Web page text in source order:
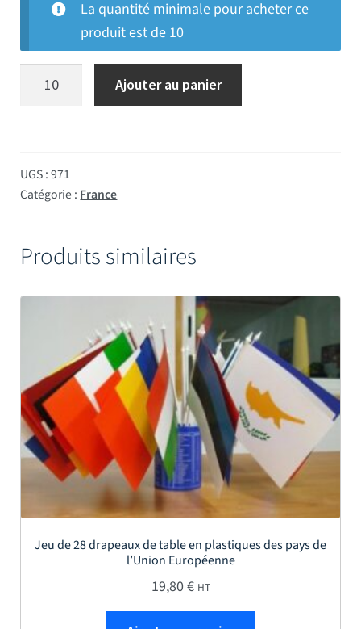
La quantité minimale pour acheter ce
produit est de 10
quantité de Drapeau Plastique France
Ajouter au panier
UGS :971
Catégorie : France
Produits similaires
Jeu de 28 drapeaux de table en plastiques des pays de
l’Union Européenne
19,80€ HT